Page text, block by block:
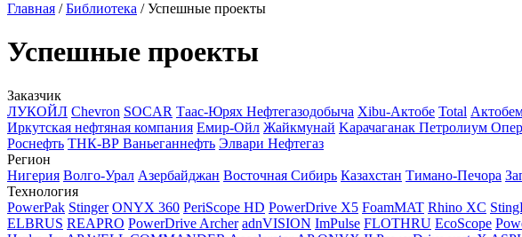
Главная /Библиотека /Успешные проекты
Успешные проекты
Заказчик
ЛУКОЙЛ Chevron SOCAR Таас-Юрях Нефтегазодобыча Xibu-Актобе Total
Иркутская нефтяная компания Емир-Ойл Жайкмунай Kарачаганак Петролиум
Роснефть ТНК-ВР Ваньеганнефть Элвари Нефтегаз
Регион
Нигерия Волго-Урал Азербайджан Восточная Сибирь Казахстан Тимано-Печора
Технология
PowerPak Stinger ONYX 360 PeriScope HD PowerDrive X5 FoamMAT Rhino XC
ELBRUS REAPRO PowerDrive Archer adnVISION ImPulse FLOTHRU EcoScope